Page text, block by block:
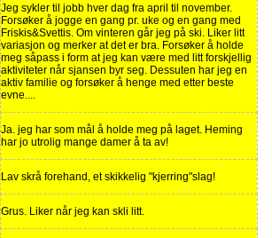
Jeg sykler til jobb hver dag fra april til november.
Forsøker å jogge en gang pr. uke og en gang med
Friskis&Svettis. Om vinteren går jeg på ski. Liker litt
variasjon og merker at det er bra. Forsøker å holde
meg såpass i form at jeg kan være med litt forskjellig
aktiviteter når sjansen byr seg. Dessuten har jeg en
aktiv familie og forsøker å henge med etter beste
evne....
Ja. jeg har som mål å holde meg på laget. Heming
har jo utrolig mange damer å ta av!
Lav skrå forehand, et skikkelig "kjerring"slag!
Grus. Liker når jeg kan skli litt.